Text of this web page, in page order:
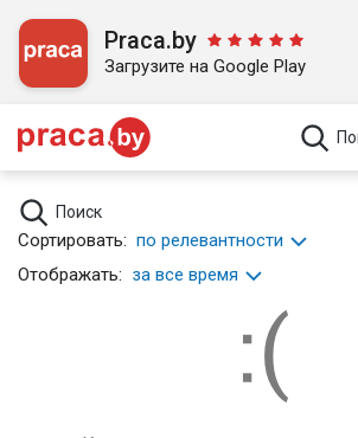
Praca.by
Загрузите на Google Play
Поиск
Сортировать: по релевантности
Отображать: за все время